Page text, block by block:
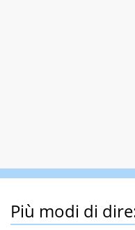
Più modi di